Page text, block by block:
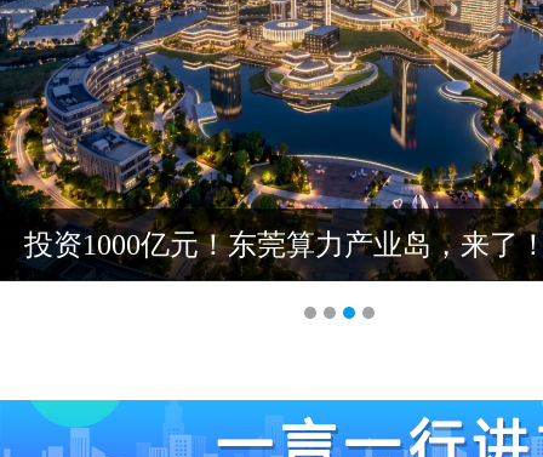
投资1000亿元！东莞算力产业岛，来了